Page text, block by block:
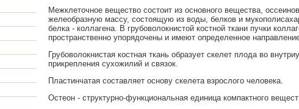
Межклеточное вещество состоит из основного вещества,
желеобразную массу, состоящую из воды, белков и
белка - коллагена. В грубоволокнистой костной ткани пучки
пространственно упорядочены и имеют определенное
Грубоволокнистая костная ткань образует скелет плода во
прикрепления сухожилий и связок.
Пластинчатая составляет основу скелета взрослого человека.
Остеон - структурно-функциональная единица компактного